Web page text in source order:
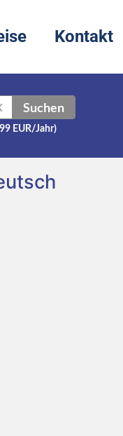
Kontakt
Suchen
EUR/Jahr)